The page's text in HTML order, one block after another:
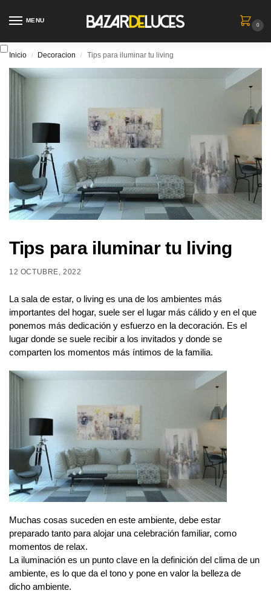
MENU
0
Inicio / Decoracion / Tips para iluminar tu living
Tips para iluminar tu living
12 OCTUBRE, 2022
La sala de estar, o living es una de los ambientes más
importantes del hogar, suele ser el lugar más cálido y en el que
ponemos más dedicación y esfuerzo en la decoración. Es el
lugar donde se suele recibir a los invitados y donde se
comparten los momentos más íntimos de la familia.
Muchas cosas suceden en este ambiente, debe estar
preparado tanto para alojar una celebración familiar, como
momentos de relax.
La iluminación es un punto clave en la definición del clima de un
ambiente, es lo que da el tono y pone en valor la belleza de
dicho ambiente.